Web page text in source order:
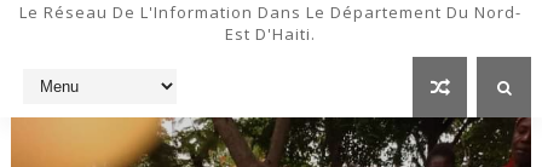
Le Réseau De L'Information Dans Le Département Du Nord-
Est D'Haiti.